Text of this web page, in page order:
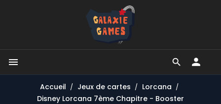


Accueil Jeux de cartes
Lorcana
Disney Lorcana 7ème Chapitre - Booster